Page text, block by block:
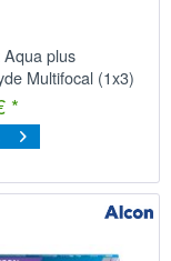
plus
Multifocal (1x3)
*